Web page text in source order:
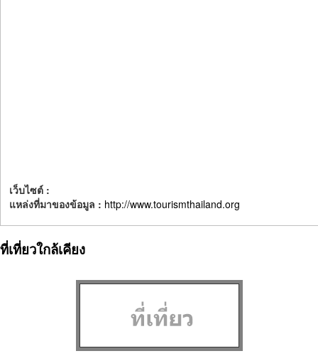
เว็บไซต์ :
แหล่งที่มาของข้อมูล : http://www.tourismthailand.org
ที่เที่ยวใกล้เคียง